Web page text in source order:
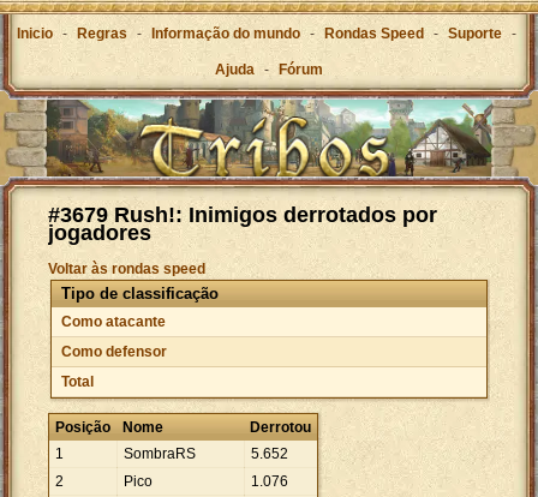
Inicio - Regras - Informação do mundo - Rondas Speed - Suporte -
Ajuda - Fórum
#3679 Rush!: Inimigos derrotados por
jogadores
Voltar às rondas speed
Tipo de classificação
Como atacante
Como defensor
Total
Posição Nome
Derrotou
1
SombraRS 5.652
2
Pico 1.076